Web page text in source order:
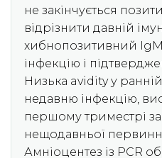
не закінчується
відрізнити давній
хибнопозитивний
інфекцію і
Низька avidity у ранній
недавню інфекцію,
першому триместрі
нещодавньої
Амніоцентез із PCR